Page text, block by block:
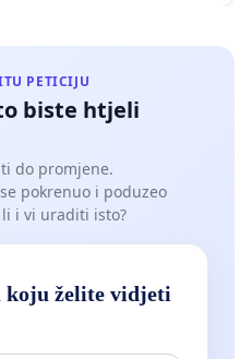
PETICIJU
biste htjeli
do promjene.
pokrenuo i poduzeo
i vi uraditi isto?
koju želite vidjeti